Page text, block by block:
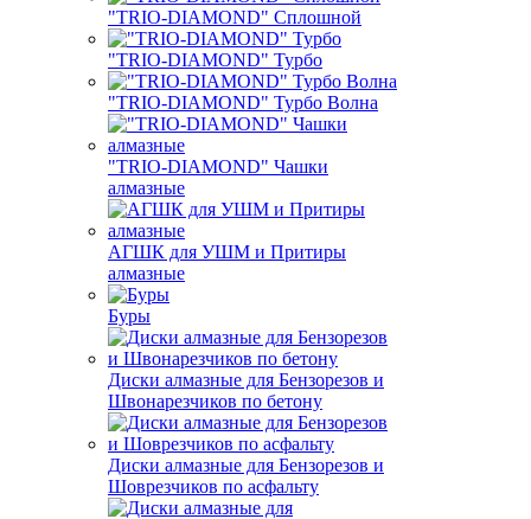
"TRIO-DIAMOND" Сплошной
"TRIO-DIAMOND" Турбо
"TRIO-DIAMOND" Турбо Волна
"TRIO-DIAMOND" Чашки
алмазные
АГШК для УШМ и Притиры
алмазные
Буры
Диски алмазные для Бензорезов и
Швонарезчиков по бетону
Диски алмазные для Бензорезов и
Шоврезчиков по асфальту